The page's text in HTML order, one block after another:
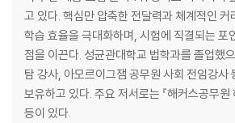
홍지윤, 김민주, 이지아, 배주환, 손지함 등 많은
루었으면 좋겠습니다.
마지막으로 현재 열심히 공부하는 수험생 분들
실력 향상의 밑거름이 되었으면 좋겠습니다. 꼭
기를 간절히 기원합니다. 고맙습니다
고 있다. 핵심만 압축한 전달력과 체계적인 커
학습 효율을 극대화하며, 시험에 직결되는 포
점을 이끈다. 성균관대학교 법학과를 졸업했
탐 강사, 아모르이그잼 공무원 사회 전임강사
보유하고 있다. 주요 저서로는 『해커스공무원
등이 있다.